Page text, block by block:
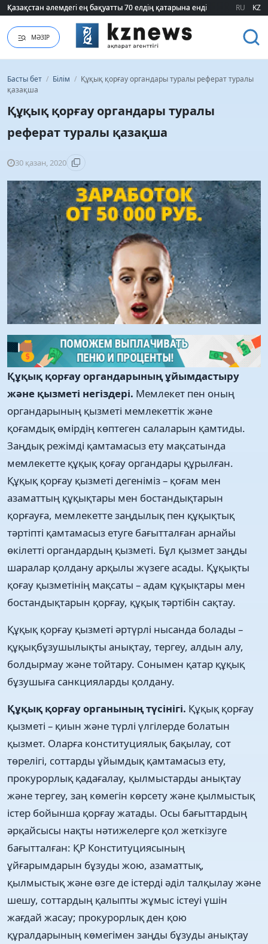
ҮААЖ тарифі екі есеге қымбаттайды: Үкімет қандай уәж айтады?
ҮААЖ тарифі екі есеге қымбаттайды: Үкімет қандай уәж айтады? RU KZ
МӘЗІР
Басты бет / Білім / Құқық қорғау органдары туралы реферат туралы
қазақша
Құқық қорғау органдары туралы
реферат туралы қазақша
30 қазан, 2020
Құқық қорғау органдарының ұйымдастыру
және қызметі негіздері. Мемлекет пен оның
органдарының қызметі мемлекеттік және
қоғамдық өмірдің көптеген салаларын қамтиды.
Заңдық режімді қамтамасыз ету мақсатында
мемлекетте құқық қоғау органдары құрылған.
Құқық қорғау қызметі дегеніміз – қоғам мен
азаматтың құқықтары мен бостандықтарын
қорғауға, мемлекетте заңдылық пен құқықтық
тәртіпті қамтамасыз етуге бағытталған арнайы
өкілетті органдардың қызметі. Бұл қызмет заңды
шаралар қолдану арқылы жүзеге асады. Құқықты
қоғау қызметінің мақсаты – адам құқықтары мен
бостандықтарын қорғау, құқық тәртібін сақтау.
Құқық қорғау қызметі әртүрлі нысанда болады –
құқықбұзушылықты анықтау, тергеу, алдын алу,
болдырмау және тойтару. Сонымен қатар құқық
бұзушыға санкцияларды қолдану.
Құқық қорғау органының түсінігі. Құқық қорғау
қызметі – қиын және түрлі үлгілерде болатын
қызмет. Оларға конституциялық бақылау, сот
төрелігі, соттарды ұйымдық қамтамасыз ету,
прокурорлық қадағалау, қылмыстарды анықтау
және тергеу, заң көмегін көрсету және қылмыстық
істер бойынша қорғау жатады. Осы бағыттардың
әрқайсысы нақты нәтижелерге қол жеткізуге
бағытталған: ҚР Конституциясының
ұйғарымдарын бұзуды жою, азаматтық,
қылмыстық және өзге де істерді әділ талқылау және
шешу, соттардың қалыпты жұмыс істеуі үшін
жағдай жасау; прокурорлық ден қою
құралдарының көмегімен заңды бұзуды анықтау